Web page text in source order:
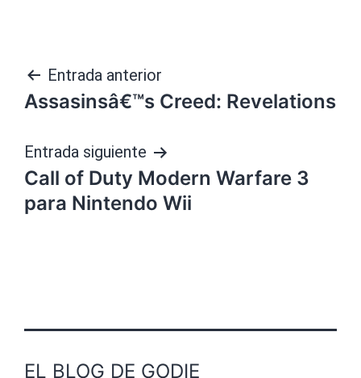
Navegación
de
entradas
Entrada anterior
Assasinsâ€™s Creed: Revelations
Entrada siguiente
Call of Duty Modern Warfare 3
para Nintendo Wii
EL BLOG DE GODIE